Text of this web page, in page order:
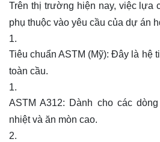
Trên thị trường hiện nay, việc lựa
phụ thuộc vào yêu cầu của dự án
Tiêu chuẩn ASTM (Mỹ): Đây là hệ
toàn cầu.
ASTM A312: Dành cho các
nhiệt và ăn mòn cao.